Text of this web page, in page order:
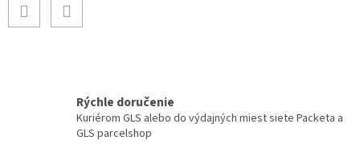
Rýchle doručenie
Kuriérom GLS alebo do výdajných miest siete Packeta a
GLS parcelshop